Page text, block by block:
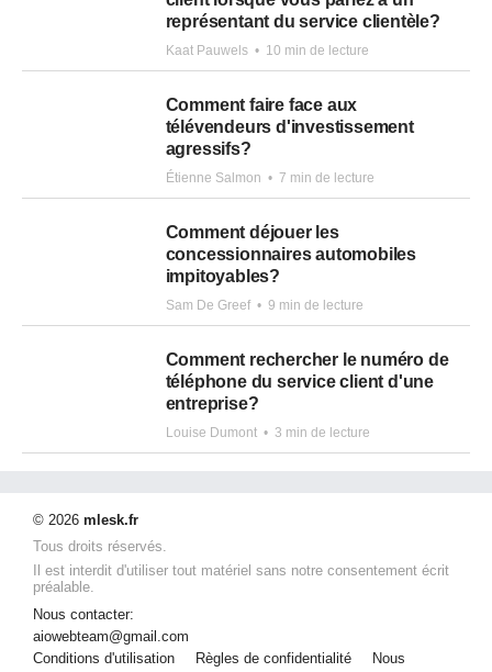
représentant du service clientèle?
Kaat Pauwels • 10 min de lecture
Comment faire face aux
télévendeurs d'investissement
agressifs?
Étienne Salmon • 7 min de lecture
Comment déjouer les
concessionnaires automobiles
impitoyables?
Sam De Greef • 9 min de lecture
Comment rechercher le numéro de
téléphone du service client d'une
entreprise?
Louise Dumont • 3 min de lecture
© 2026 mlesk.fr
Tous droits réservés.
Il est interdit d'utiliser tout matériel sans notre consentement écrit
préalable.
Nous contacter:
aiowebteam@gmail.com
Conditions d'utilisation
Règles de confidentialité Nous